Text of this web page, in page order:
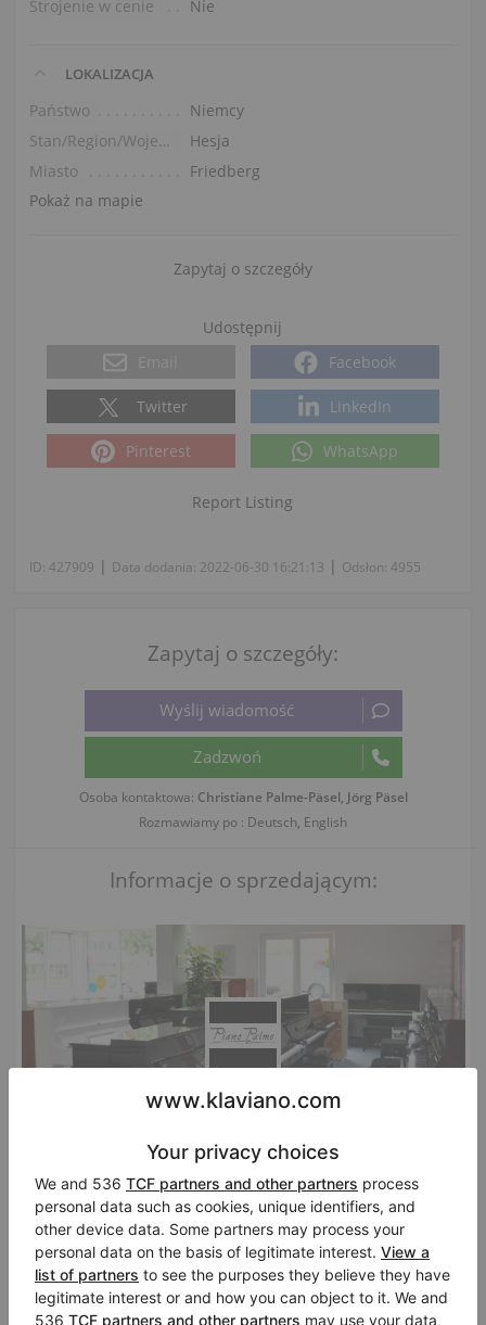
Strojenie w cenie
Nie
LOKALIZACJA
Państwo
Niemcy
Stan/Region/Województwo
Hesja
Miasto
Friedberg
Pokaż na mapie
Zapytaj o szczegóły
Udostępnij
Email
Facebook
Twitter LinkedIn
Pinterest WhatsApp
Report Listing
ID: 427909 | Data dodania: 2022-06-30 16:21:13 | Odsłon: 4955
Zapytaj o szczegóły:
Osoba kontaktowa: Christiane Palme-Päsel, Jörg Päsel
Rozmawiamy po : Deutsch, English
Informacje o sprzedającym:
Konto firmowe
Piano Palme Friedberg
Friedberg/ Niemcy
Oficjalny dealer:Niendorf, Korg,Kawai, Hohner,Gewa, Genio
Odwiedź wirtualny salon fortepianowy sprzedawcy